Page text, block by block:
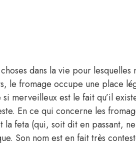
dans la vie pour
le fromage occupe une place
merveilleux est le fait qu’il
En ce qui concerne les
la feta (qui, soit dit en passant,
Son nom est en fait très